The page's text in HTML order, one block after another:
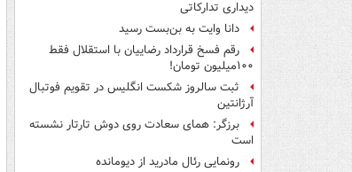
دیداری تدارکاتی
دانا وایت به بن‌بست رسید
رقم فسخ قرارداد رضاییان با استقلال فقط
۱۰۰میلیون تومان!
ثبت سالروز شکست انگلیس در تقویم فوتبال
آرژانتین
برزگر: همای سعادت روی دوش تارتار نشسته
است
رونمایی رئال مادرید از دیومانده